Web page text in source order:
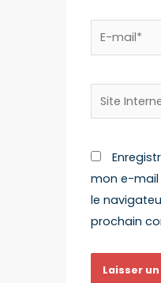
mon e-
le
prochain